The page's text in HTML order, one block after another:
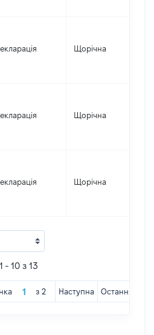
Щорічна
Щорічна
Щорічна
1 - 10 з 13
з 2 Наступна Остання